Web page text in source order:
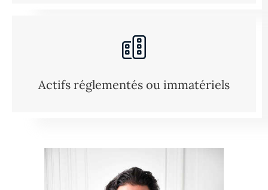
Actifs réglementés ou immatériels